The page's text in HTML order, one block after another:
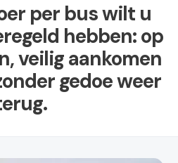
per bus wilt u
hebben: op
veilig aankomen
gedoe weer